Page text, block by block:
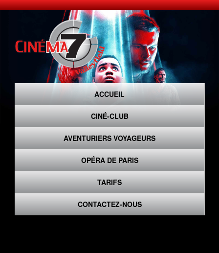
ACCUEIL
CINÉ-CLUB
AVENTURIERS VOYAGEURS
OPÉRA DE PARIS
TARIFS
CONTACTEZ-NOUS